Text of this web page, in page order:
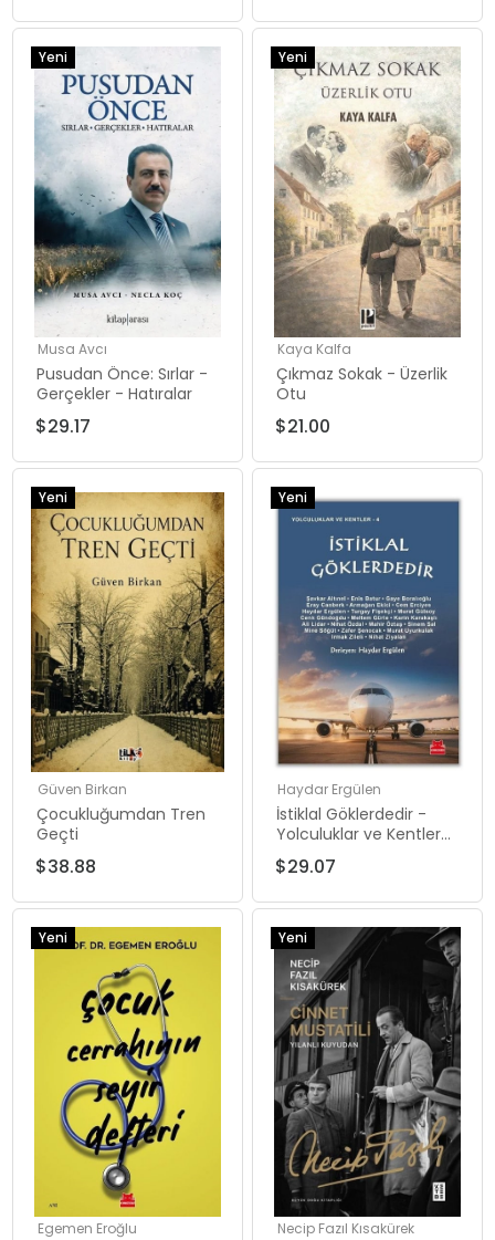
Musa Avcı
Pusudan Önce: Sırlar -
Gerçekler - Hatıralar
$29.17
Yeni
Ürün
Kaya Kalfa
Çıkmaz Sokak - Üzerlik
Otu
$21.00
Yeni
Ürün
Güven Birkan
Çocukluğumdan Tren
Geçti
$38.88
Yeni
Ürün
Haydar Ergülen
İstiklal Göklerdedir -
Yolculuklar ve Kentler
4
$29.07
Yeni
Ürün
Egemen Eroğlu
Yeni
Necip Fazıl Kısakürek
Yeni
Ürün